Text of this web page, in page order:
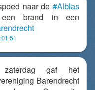
naar de #Alblas
brand in een
zaterdag gaf het
Barendrecht